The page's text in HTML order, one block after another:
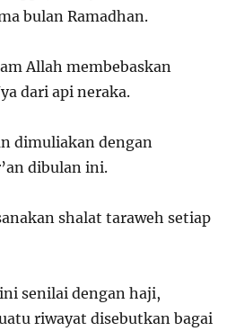
bulan Ramadhan.
Allah membebaskan
dari api neraka.
dimuliakan dengan
dibulan ini.
shalat taraweh setiap
senilai dengan haji,
riwayat disebutkan bagai